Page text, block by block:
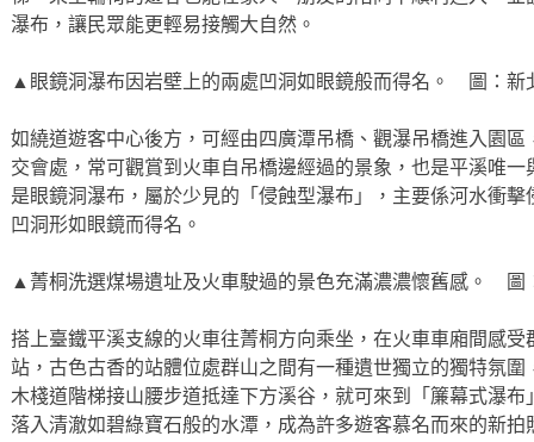
瀑布，讓民眾能更輕易接觸大自然。
▲眼鏡洞瀑布因岩壁上的兩處凹洞如眼鏡般而得名。 圖：新
如繞道遊客中心後方，可經由四廣潭吊橋、觀瀑吊橋進入園
交會處，常可觀賞到火車自吊橋邊經過的景象，也是平溪唯
是眼鏡洞瀑布，屬於少見的「侵蝕型瀑布」，主要係河水衝
凹洞形如眼鏡而得名。
▲菁桐洗選煤場遺址及火車駛過的景色充滿濃濃懷舊感。 圖
搭上臺鐵平溪支線的火車往菁桐方向乘坐，在火車車廂間感
站，古色古香的站體位處群山之間有一種遺世獨立的獨特氛
木棧道階梯接山腰步道抵達下方溪谷，就可來到「簾幕式瀑
落入清澈如碧綠寶石般的水潭，成為許多遊客慕名而來的新拍